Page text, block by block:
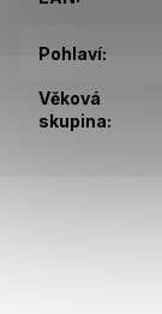
Pohlaví:
Věková
skupina: